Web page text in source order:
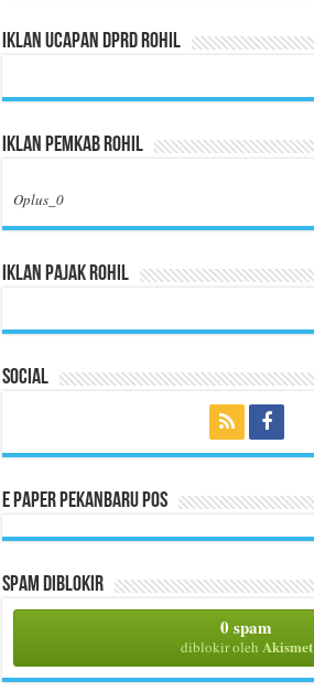
Iklan Ucapan DPRD Rohil
Iklan Pemkab Rohil
Oplus_0
Iklan Pajak Rohil
Social
E Paper Pekanbaru Pos
Spam Diblokir
0 spam
diblokir oleh Akismet